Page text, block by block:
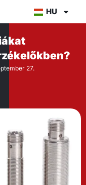
HU
27.